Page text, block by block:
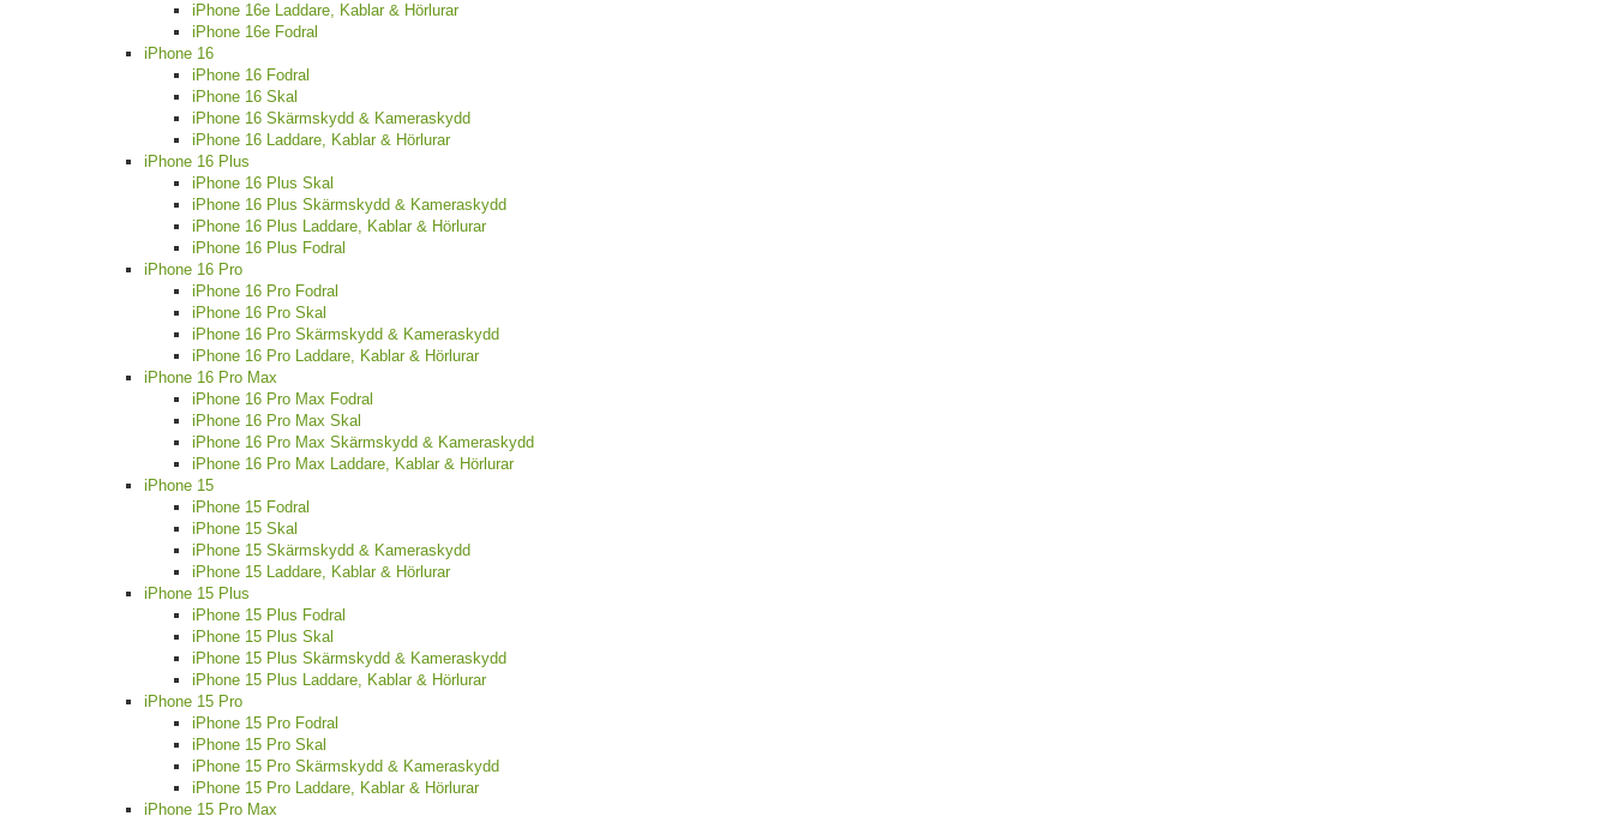
iPhone 16e Laddare, Kablar & Hörlurar
iPhone 16e Fodral
iPhone 16
iPhone 16 Fodral
iPhone 16 Skal
iPhone 16 Skärmskydd & Kameraskydd
iPhone 16 Laddare, Kablar & Hörlurar
iPhone 16 Plus
iPhone 16 Plus Skal
iPhone 16 Plus Skärmskydd & Kameraskydd
iPhone 16 Plus Laddare, Kablar & Hörlurar
iPhone 16 Plus Fodral
iPhone 16 Pro
iPhone 16 Pro Fodral
iPhone 16 Pro Skal
iPhone 16 Pro Skärmskydd & Kameraskydd
iPhone 16 Pro Laddare, Kablar & Hörlurar
iPhone 16 Pro Max
iPhone 16 Pro Max Fodral
iPhone 16 Pro Max Skal
iPhone 16 Pro Max Skärmskydd & Kameraskydd
iPhone 16 Pro Max Laddare, Kablar & Hörlurar
iPhone 15
iPhone 15 Fodral
iPhone 15 Skal
iPhone 15 Skärmskydd & Kameraskydd
iPhone 15 Laddare, Kablar & Hörlurar
iPhone 15 Plus
iPhone 15 Plus Fodral
iPhone 15 Plus Skal
iPhone 15 Plus Skärmskydd & Kameraskydd
iPhone 15 Plus Laddare, Kablar & Hörlurar
iPhone 15 Pro
iPhone 15 Pro Fodral
iPhone 15 Pro Skal
iPhone 15 Pro Skärmskydd & Kameraskydd
iPhone 15 Pro Laddare, Kablar & Hörlurar
iPhone 15 Pro Max